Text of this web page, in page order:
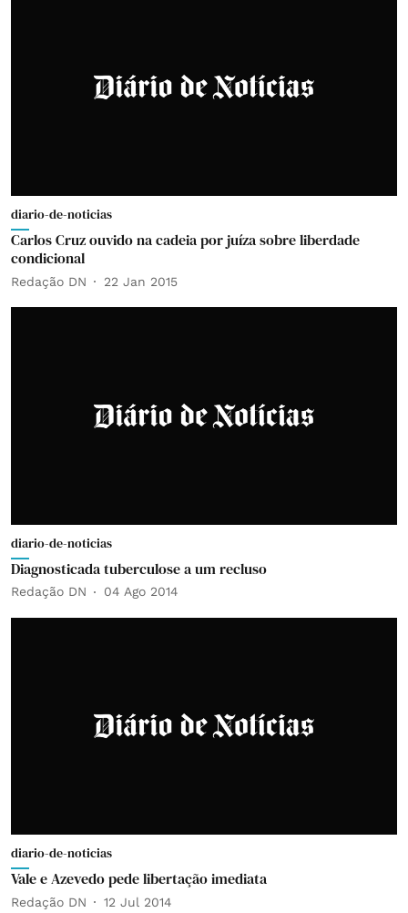
diario-de-noticias
Carlos Cruz ouvido na cadeia por juíza sobre liberdade
condicional
Redação DN 22 Jan 2015
diario-de-noticias
Diagnosticada tuberculose a um recluso
Redação DN 04 Ago 2014
diario-de-noticias
Vale e Azevedo pede libertação imediata
Redação DN 12 Jul 2014